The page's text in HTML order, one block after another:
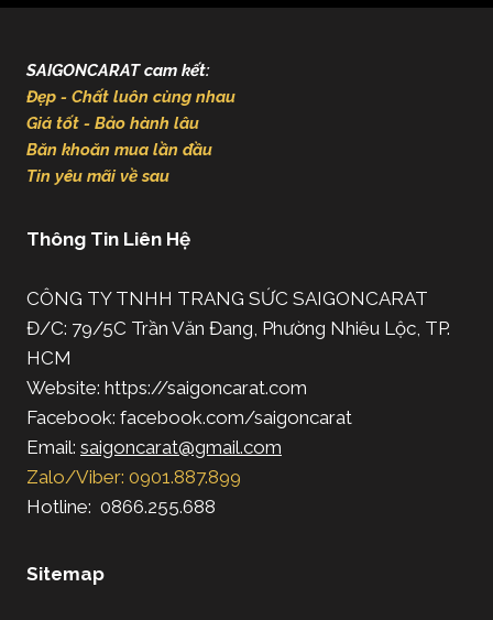
SAIGONCARAT cam kết:
Đẹp - Chất luôn cùng nhau
Giá tốt - Bảo hành lâu
Băn khoăn mua lần đầu
Tin yêu mãi về sau
Thông Tin Liên Hệ
CÔNG TY TNHH TRANG SỨC SAIGONCARAT
Đ/C: 79/5C Trần Văn Đang, Phường Nhiêu Lộc, TP.
HCM
Website: https://saigoncarat.com
Facebook: facebook.com/saigoncarat
Email: saigoncarat@gmail.com
Zalo/Viber: 0901.887.899
Hotline: 0866.255.688
Sitemap